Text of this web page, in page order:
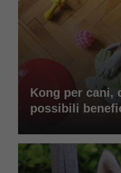
Kong per cani,
possibili